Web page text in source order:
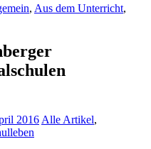
, Aus dem Unterricht,
2016 Alle Artikel,